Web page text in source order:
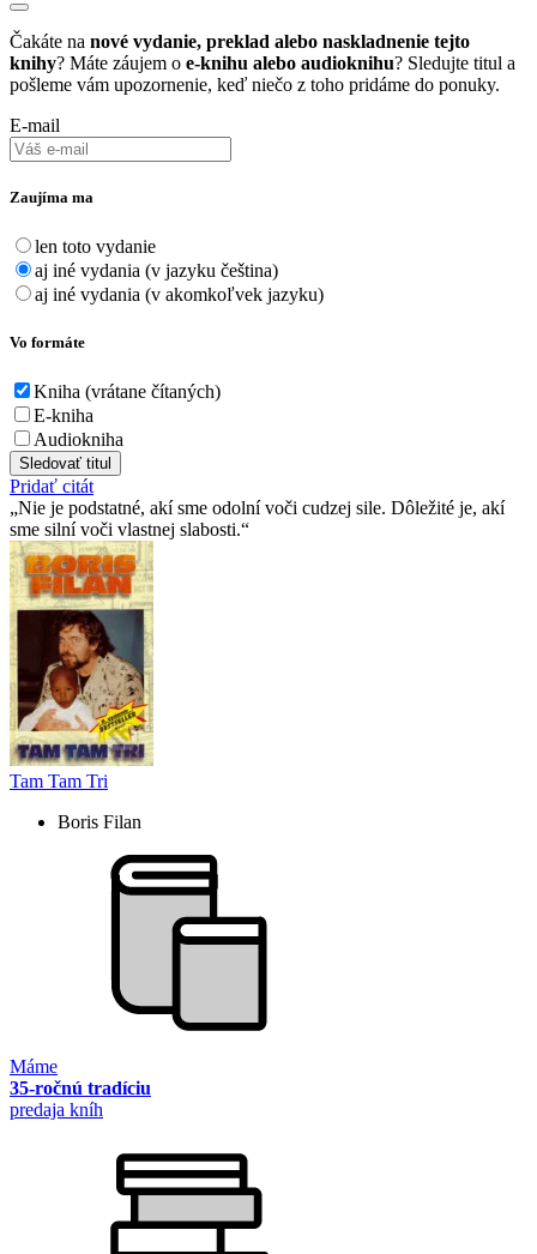
Čakáte na nové vydanie, preklad alebo naskladnenie tejto
knihy? Máte záujem o e-knihu alebo audioknihu? Sledujte titul a
pošleme vám upozornenie, keď niečo z toho pridáme do ponuky.
E-mail
Zaujíma ma
len toto vydanie
aj iné vydania (v jazyku čeština)
aj iné vydania (v akomkoľvek jazyku)
Vo formáte
Kniha (vrátane čítaných)
E-kniha
Audiokniha
Sledovať titul
Pridať citát
Nie je podstatné, akí sme odolní voči cudzej sile. Dôležité je, akí
sme silní voči vlastnej slabosti.
Tam Tam Tri
Boris Filan
Máme
35-ročnú tradíciu
predaja kníh